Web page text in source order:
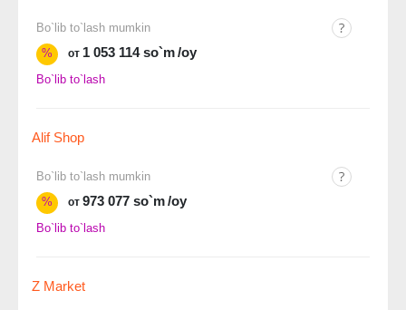
Bo`lib to`lash mumkin
%
от 1 053 114 so`m/oy
Bo`lib to`lash
Alif Shop
Bo`lib to`lash mumkin
%
от 973 077 so`m/oy
Bo`lib to`lash
Z Market